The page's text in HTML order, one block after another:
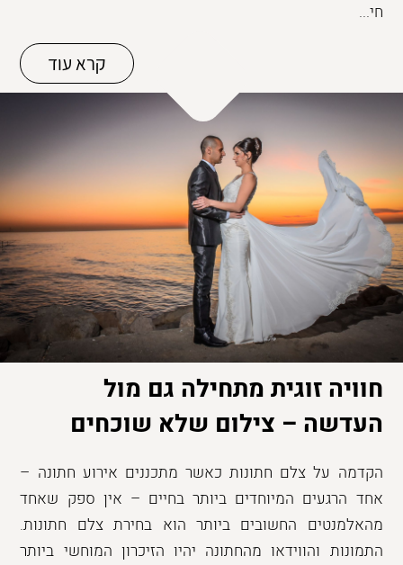
חי...
קרא עוד
חוויה זוגית מתחילה גם מול
העדשה – צילום שלא שוכחים
הקדמה על צלם חתונות כאשר מתכננים אירוע חתונה –
אחד הרגעים המיוחדים ביותר בחיים – אין ספק שאחד
מהאלמנטים החשובים ביותר הוא בחירת צלם חתונות.
התמונות והווידאו מהחתונה יהיו הזיכרון המוחשי ביותר